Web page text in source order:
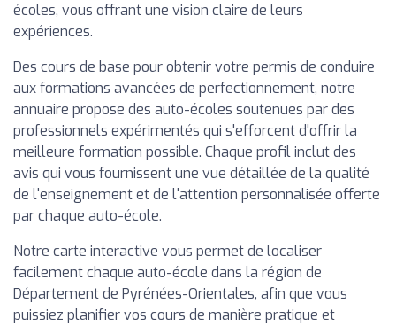
écoles, vous offrant une vision claire de leurs
expériences.
Des cours de base pour obtenir votre permis de conduire
aux formations avancées de perfectionnement, notre
annuaire propose des auto-écoles soutenues par des
professionnels expérimentés qui s'efforcent d'offrir la
meilleure formation possible. Chaque profil inclut des
avis qui vous fournissent une vue détaillée de la qualité
de l'enseignement et de l'attention personnalisée offerte
par chaque auto-école.
Notre carte interactive vous permet de localiser
facilement chaque auto-école dans la région de
Département de Pyrénées-Orientales, afin que vous
puissiez planifier vos cours de manière pratique et